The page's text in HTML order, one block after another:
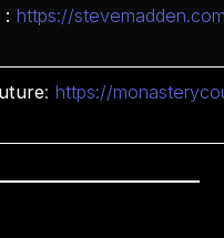
:https://
:https://